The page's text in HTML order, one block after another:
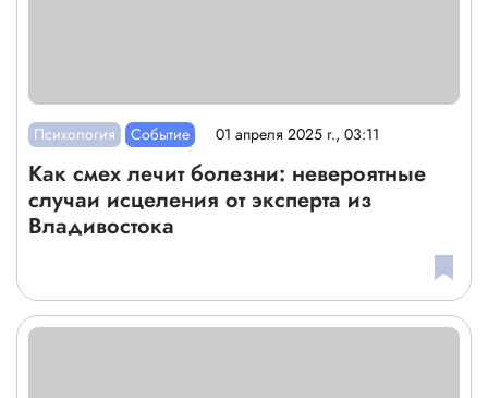
Психология Событие 01 апреля 2025 г., 03:11
Как смех лечит болезни: невероятные
случаи исцеления от эксперта из
Владивостока